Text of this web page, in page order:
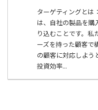
ターゲティングとは
は、自社の製品を購
り込むことです。私
ーズを持った顧客で
の顧客に対応しよう
投資効率...